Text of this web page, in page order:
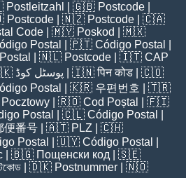
Postleitzahl | 🇬🇧 Postcode
Postcode | 🇳🇿 Postcode | 🇨🇦
Code | 🇲🇾 Poskod
| 🇲🇽
Postal | 🇵🇹 Código Postal
| 🇳🇱 Postcode | 🇮🇹 CAP
پوسٹل کوڈ | 🇮🇳पिन कोड | 🇨🇴
Postal | 🇰🇷 우편번호
| 🇹🇷
Pocztowy | 🇷🇴 Cod Poștal
| 🇫🇮
Postal | 🇨🇱 Código Postal
便番号 | 🇦🇹 PLZ | 🇨🇭
Postal | 🇺🇾 Código Postal
| 🇧🇬 Пощенски код | 🇸🇪
| 🇩🇰 Postnummer | 🇳🇴